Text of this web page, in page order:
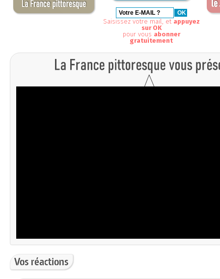
Saisissez votre mail, et appuyez
sur OK
pour vous abonner
gratuitement
Vos réactions